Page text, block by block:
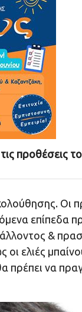
προθέσεις
Οι
επίπεδα
&
ελιές
να